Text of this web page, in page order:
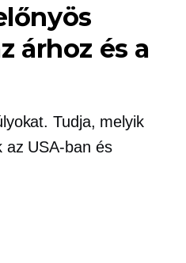
árhoz és a
Tudja, melyik
az USA-ban és